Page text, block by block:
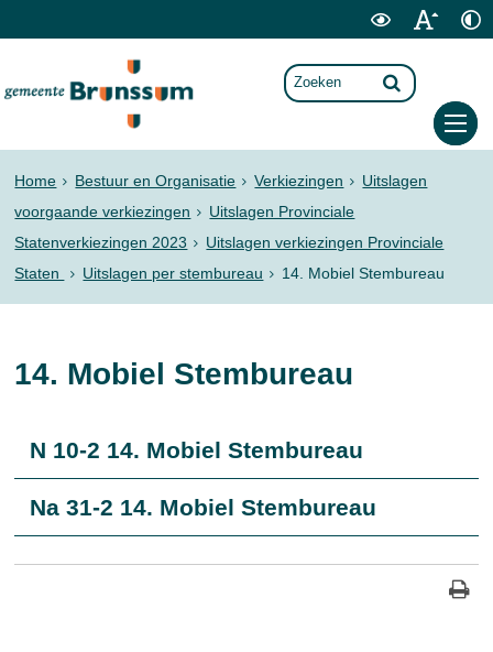
Home Bestuur en Organisatie Verkiezingen
Uitslagen
voorgaande verkiezingen
Uitslagen Provinciale
Statenverkiezingen 2023
Uitslagen verkiezingen Provinciale
Staten
Uitslagen per stembureau 14. Mobiel Stembureau
14. Mobiel Stembureau
N 10-2 14. Mobiel Stembureau
Na 31-2 14. Mobiel Stembureau